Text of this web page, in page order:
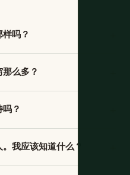
吗？
）的被奴役非洲人中融合
杂的宗教体系，有自己的
框架。lwa（精神）是人类
大多数非海地人认为伏都
— 来自数十年的耸人听
么多？
多明各（海地）的殖民剥
产欧洲40%的糖和60%的
要从非洲不断“补充”的死亡
？
定地区有有限但一些影
民社区继续推动政治解决
我应该知道什么？